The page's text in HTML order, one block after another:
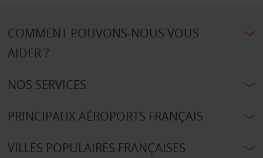
COMMENT POUVONS-NOUS VOUS
AIDER ?
NOS SERVICES
PRINCIPAUX AÉROPORTS FRANÇAIS
VILLES POPULAIRES FRANÇAISES